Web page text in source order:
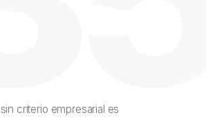
criterio empresarial es